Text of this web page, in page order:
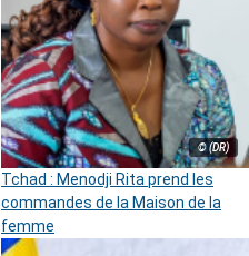
© (DR)
Tchad : Menodji Rita prend les
commandes de la Maison de la
femme